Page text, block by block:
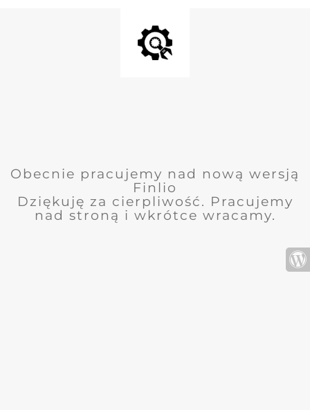
Obecnie pracujemy nad nową wersją
Finlio
Dziękuję za cierpliwość. Pracujemy
nad stroną i wkrótce wracamy.